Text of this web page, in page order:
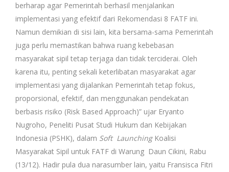
berharap agar Pemerintah berhasil menjalankan
implementasi yang efektif dari Rekomendasi 8 FATF ini.
Namun demikian di sisi lain, kita bersama-sama Pemerintah
juga perlu memastikan bahwa ruang kebebasan
masyarakat sipil tetap terjaga dan tidak terciderai. Oleh
karena itu, penting sekali keterlibatan masyarakat agar
implementasi yang dijalankan Pemerintah tetap fokus,
proporsional, efektif, dan menggunakan pendekatan
berbasis risiko (Risk Based Approach)” ujar Eryanto
Nugroho, Peneliti Pusat Studi Hukum dan Kebijakan
Indonesia (PSHK), dalam Soft LaunchingKoalisi
Masyarakat Sipil untuk FATF di Warung Daun Cikini, Rabu
(13/12). Hadir pula dua narasumber lain, yaitu Fransisca Fitri